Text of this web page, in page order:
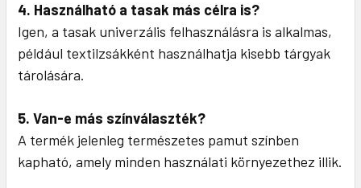
4. Használható a tasak más célra is?
Igen, a tasak univerzális felhasználásra is alkalmas,
például textilzsákként használhatja kisebb tárgyak
tárolására.
5. Van-e más színválaszték?
A termék jelenleg természetes pamut színben
kapható, amely minden használati környezethez illik.